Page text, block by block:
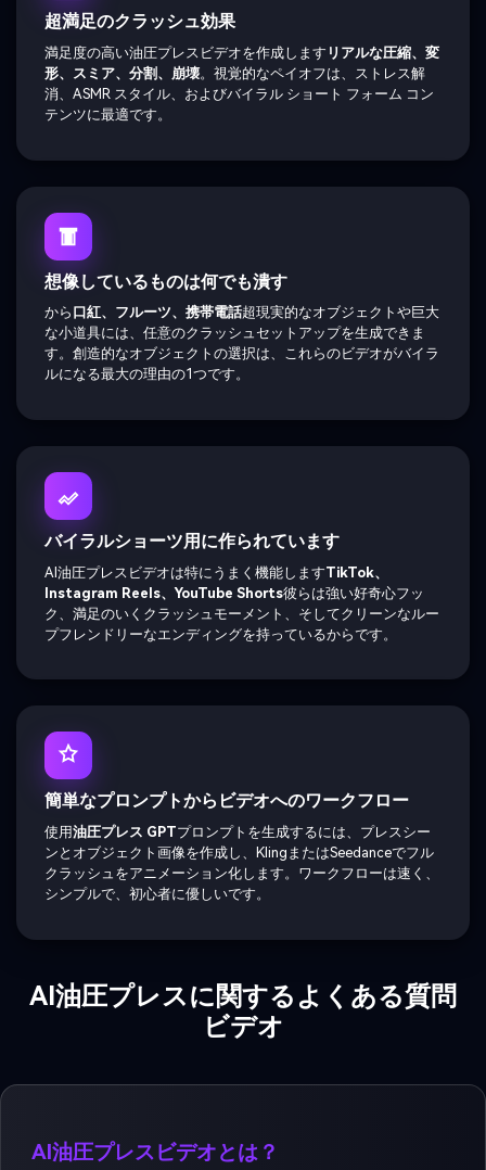
超満足のクラッシュ効果
満足度の高い油圧プレスビデオを作成します リアルな圧縮、変
形、スミア、分割、崩壊。視覚的なペイオフは、ストレス解
消、ASMR スタイル、およびバイラル ショート フォーム コン
テンツに最適です。
想像しているものは何でも潰す
から 口紅、フルーツ、携帯電話超現実的なオブジェクトや巨大
な小道具には、任意のクラッシュセットアップを生成できま
す。創造的なオブジェクトの選択は、これらのビデオがバイラ
ルになる最大の理由の1つです。
バイラルショーツ用に作られています
AI油圧プレスビデオは特にうまく機能しますTikTok、
Instagram Reels、YouTube Shorts彼らは強い好奇心フッ
ク、満足のいくクラッシュモーメント、そしてクリーンなルー
プフレンドリーなエンディングを持っているからです。
簡単なプロンプトからビデオへのワークフロー
使用油圧プレス GPTプロンプトを生成するには、プレスシー
ンとオブジェクト画像を作成し、KlingまたはSeedanceでフル
クラッシュをアニメーション化します。ワークフローは速く、
シンプルで、初心者に優しいです。
AI油圧プレスに関するよくある質問
ビデオ
AI油圧プレスビデオとは？